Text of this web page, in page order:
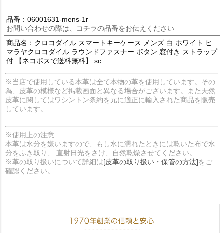
品番：06001631-mens-1r
お問い合わせの際は、コチラの品番をお伝えください
商品名：クロコダイル スマートキーケース メンズ 白 ホワイト ヒ
マラヤクロコダイル ラウンドファスナー ボタン 窓付き ストラップ
付 【ネコポスで送料無料】 sc
※当店で使用している本革は全て本物の革を使用しています。その
為、皮革の模様など掲載画面と異なる場合がございます。また天然
皮革に関してはワシントン条約を元に適正に輸入された商品を販売
しています。
※使用上の注意
本革は水分を嫌いますので、もし水に濡れたときには乾いた布で水
分をふき取り、 直射日光をさけ、自然乾燥させてください。
※革の取り扱いについて詳細は[皮革の取り扱い・保管の方法]をご
確認ください。